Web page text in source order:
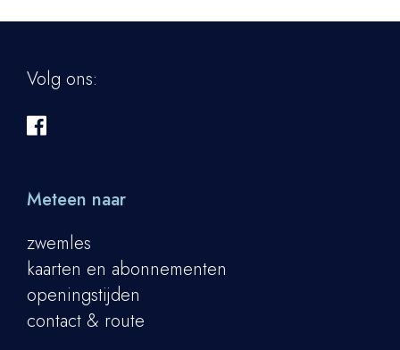
Volg ons:
Meteen naar
zwemles
kaarten en abonnementen
openingstijden
contact & route